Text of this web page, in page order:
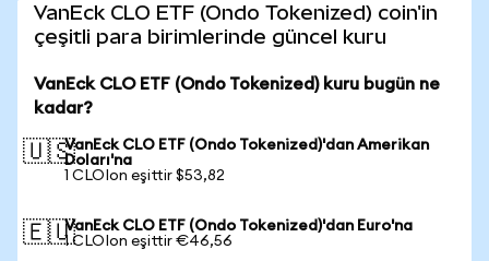
VanEck CLO ETF (Ondo Tokenized) coin'in
çeşitli para birimlerinde güncel kuru
VanEck CLO ETF (Ondo Tokenized) kuru bugün ne
kadar?
🇺🇸VanEck CLO ETF (Ondo Tokenized)'dan Amerikan
Doları'na
1 CLOIon eşittir $53,82
🇪🇺VanEck CLO ETF (Ondo Tokenized)'dan Euro'na
1 CLOIon eşittir €46,56